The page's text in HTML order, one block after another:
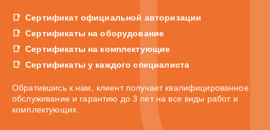
Сертификат официальной авторизации
Сертификаты на оборудование
Сертификаты на комплектующие
Сертификаты у каждого специалиста
Обратившись к нам, клиент получает квалифицированное
обслуживание и гарантию до 3 лет на все виды работ и
комплектующих.